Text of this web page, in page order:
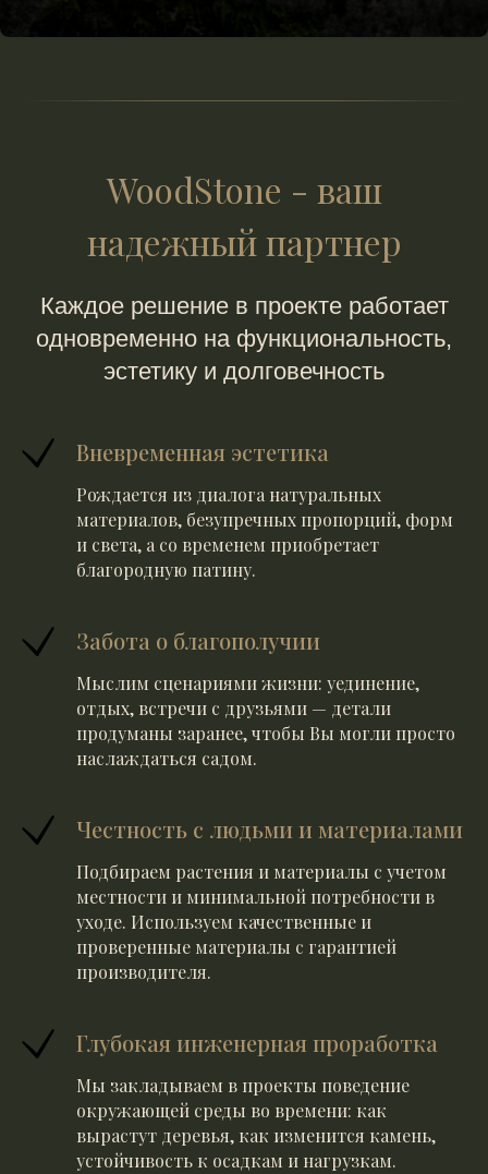
WoodStone - ваш
надежный партнер
Каждое решение в проекте работает
одновременно на функциональность,
эстетику и долговечность
Вневременная эстетика
Рождается из диалога натуральных
материалов, безупречных пропорций, форм
и света, а со временем приобретает
благородную патину.
Забота о благополучии
Мыслим сценариями жизни: уединение,
отдых, встречи с друзьями — детали
продуманы заранее, чтобы Вы могли просто
наслаждаться садом.
Честность с людьми и материалами
Подбираем растения и материалы с учетом
местности и минимальной потребности в
уходе. Используем качественные и
проверенные материалы с гарантией
производителя.
Глубокая инженерная проработка
Мы закладываем в проекты поведение
окружающей среды во времени: как
вырастут деревья, как изменится камень,
устойчивость к осадкам и нагрузкам.